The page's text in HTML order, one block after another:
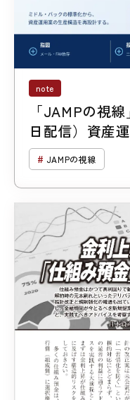
note
「JAMPの視
日配信）資産
JAMPの視線